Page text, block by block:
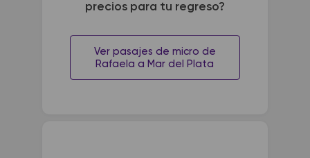
precios para tu regreso?
Ver pasajes de micro de
Rafaela a Mar del Plata